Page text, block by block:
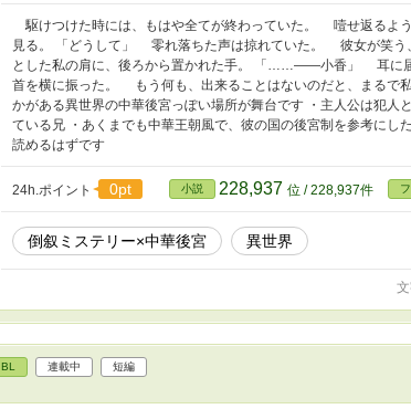
駆けつけた時には、もはや全てが終わっていた。 噎せ返るよ
見る。 「どうして」 零れ落ちた声は掠れていた。 彼女が笑
とした私の肩に、後ろから置かれた手。 「……――小香」 耳に届
首を横に振った。 もう何も、出来ることはないのだと、まるで
かがある異世界の中華後宮っぽい場所が舞台です ・主人公は犯人
ている兄 ・あくまでも中華王朝風で、彼の国の後宮制を参考にし
読めるはずです
24h.ポイント 0pt 小説 228,937 位 / 228,937件
倒叙ミステリー×中華後宮 異世界
BL 連載中 短編